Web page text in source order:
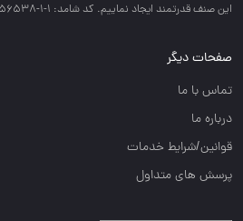
اين صنف قدرتمند ايجاد نماييم. کد شامد: 1-1-756538-65-0-2
صفحات دیگر
تماس با ما
درباره ما
قوانین/شرایط خدمات
پرسش های متداول